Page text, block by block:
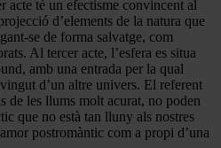
té un efectisme convincent al
d’elements de la natura que
se de forma salvatge, com
Al tercer acte, l’esfera es situa
amb una entrada per la qual
d’un altre univers. El referent
de les llums molt acurat, no poden
que no està tan lluny als nostres
postromàntic com a propi d’una